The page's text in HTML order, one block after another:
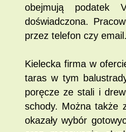
obejmują podatek
doświadczona.
przez telefon czy
Kielecka firma w
taras w tym
poręcze ze stali i
schody. Można także
okazały wybór